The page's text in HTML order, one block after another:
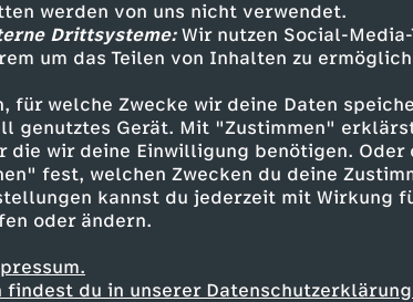
werden von uns nicht verwendet.
Drittsysteme:Wir nutzen Social-
um das Teilen von Inhalten zu
für welche Zwecke wir deine Daten
genutztes Gerät. Mit "Zustimmen"
die wir deine Einwilligung benötigen. Oder
fest, welchen Zwecken du deine
kannst du jederzeit mit Wirkung
oder ändern.
du in unserer
entdecken
informativ FSK 6